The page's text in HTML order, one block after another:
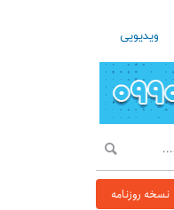
ویدیویی